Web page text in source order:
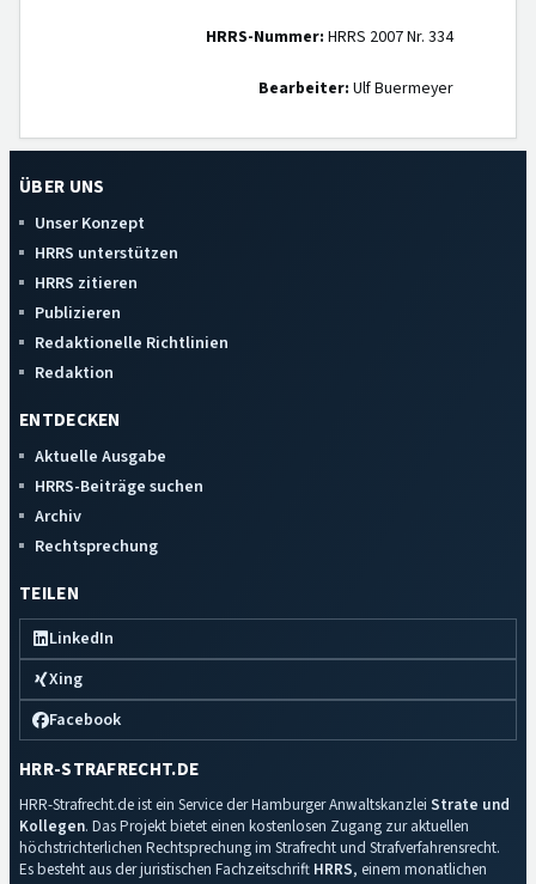
HRRS-Nummer: HRRS 2007 Nr. 334
Bearbeiter: Ulf Buermeyer
ÜBER UNS
Unser Konzept
HRRS unterstützen
HRRS zitieren
Publizieren
Redaktionelle Richtlinien
Redaktion
ENTDECKEN
Aktuelle Ausgabe
HRRS-Beiträge suchen
Archiv
Rechtsprechung
TEILEN
LinkedIn
Xing
Facebook
HRR-STRAFRECHT.DE
HRR-Strafrecht.de ist ein Service der Hamburger Anwaltskanzlei Strate und
Kollegen. Das Projekt bietet einen kostenlosen Zugang zur aktuellen
höchstrichterlichen Rechtsprechung im Strafrecht und Strafverfahrensrecht.
Es besteht aus der juristischen Fachzeitschrift HRRS, einem monatlichen